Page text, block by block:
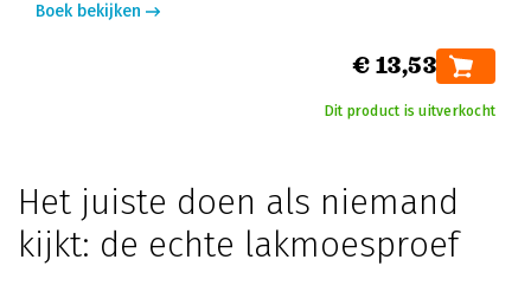
Boek bekijken
€ 13,53
Dit product is uitverkocht
Het juiste doen als niemand
kijkt: de echte lakmoesproef